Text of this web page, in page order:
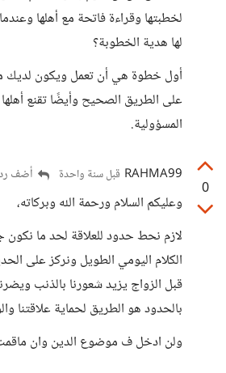
لخطبتها وقراءة فاتحة مع أهلها
لها هدية الخطوبة؟
أول خطوة هي أن تعمل ويكون لديك
على الطريق الصحيح وأيضًا تقنع
المسؤولية.
0
RAHMA99 قبل سنة واحدة أضف
وعليكم السلام ورحمة الله وبركاته،
لازم نحط حدود للعلاقة لحد ما نكون
الكلام اليومي الطويل ونركز على
قبل الزواج يزيد شعورنا بالذنب
بالحدود هو الطريق لحماية علاقتنا
ولن ادخل ف موضوع الدين وان ماقمت